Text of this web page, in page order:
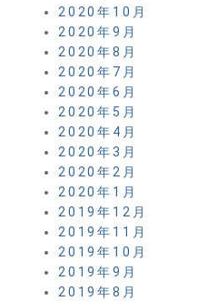
2020年10月
2020年9月
2020年8月
2020年7月
2020年6月
2020年5月
2020年4月
2020年3月
2020年2月
2020年1月
2019年12月
2019年11月
2019年10月
2019年9月
2019年8月